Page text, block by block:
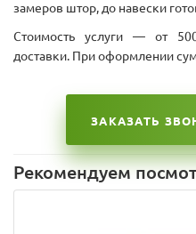
замеров штор, до навески
Стоимость услуги — от
доставки. При оформлении
ЗАКАЗАТЬ
Рекомендуем